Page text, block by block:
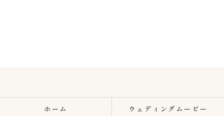
ホーム ウェディングムービー